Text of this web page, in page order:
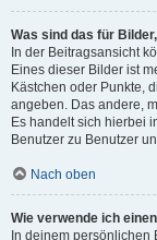
Was sind das für
In der Beitragsansicht
Eines dieser Bilder ist
Kästchen oder Punkte,
angeben. Das andere,
Es handelt sich hierbei
Benutzer zu Benutzer
Nach oben
Wie verwende ich
In deinem persönlichen